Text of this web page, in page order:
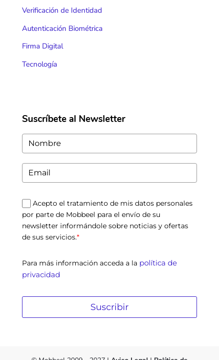
Verificación de Identidad
Autenticación Biométrica
Firma Digital
Tecnología
Suscríbete al Newsletter
Acepto el tratamiento de mis datos personales
por parte de Mobbeel para el envío de su
newsletter informándole sobre noticias y ofertas
de sus servicios.*
Para más información acceda a la política de
privacidad
Suscribir